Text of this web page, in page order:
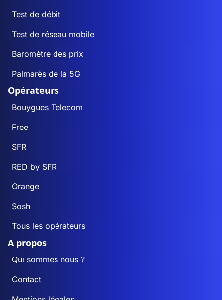
Test de débit
Test de réseau mobile
Baromètre des prix
Palmarès de la 5G
Opérateurs
Bouygues Telecom
Free
SFR
RED by SFR
Orange
Sosh
Tous les opérateurs
A propos
Qui sommes nous ?
Contact